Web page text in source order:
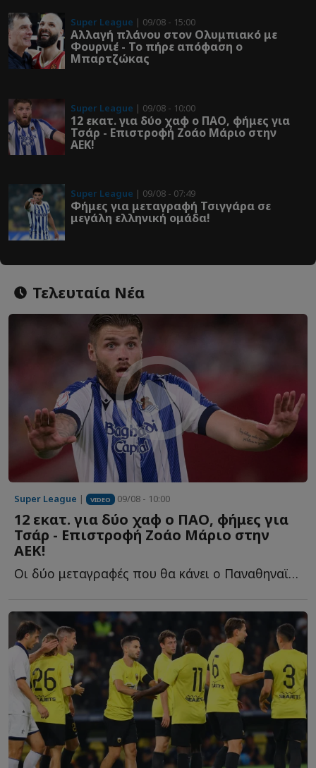
Super League | 09/08 - 15:00
Αλλαγή πλάνου στον Ολυμπιακό με
Φουρνιέ - Το πήρε απόφαση ο
Μπαρτζώκας
Super League | 09/08 - 10:00
12 εκατ. για δύο χαφ ο ΠΑΟ, φήμες για
Τσάρ - Επιστροφή Ζοάο Μάριο στην
ΑΕΚ!
Super League | 09/08 - 07:49
Φήμες για μεταγραφή Τσιγγάρα σε
μεγάλη ελληνική ομάδα!
Τελευταία Νέα
Super League | VIDEO 09/08 - 10:00
12 εκατ. για δύο χαφ ο ΠΑΟ, φήμες για
Τσάρ - Επιστροφή Ζοάο Μάριο στην
ΑΕΚ!
Οι δύο μεταγραφές που θα κάνει ο Παναθηναϊκός στη μεσαία γ...